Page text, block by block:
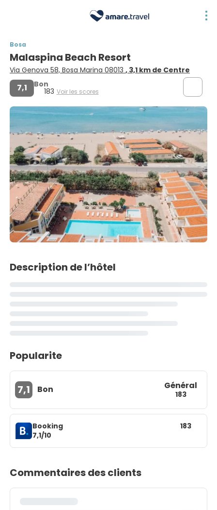
Bosa
Malaspina Beach Resort
Via Genova 58, Bosa Marina 08013 , 3,1 km de Centre
7,1 Bon
183 Voir les scores
Description de l’hôtel
Popularite
7,1 Bon Général
183
Booking
7,1/10
183
Commentaires des clients